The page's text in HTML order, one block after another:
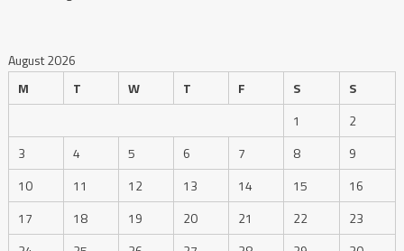
August 2026
M
T W T F S
S
1
2
3
4 5 6 7 8
9
10
11 12 13 14 15
16
17
18 19 20 21 22
23